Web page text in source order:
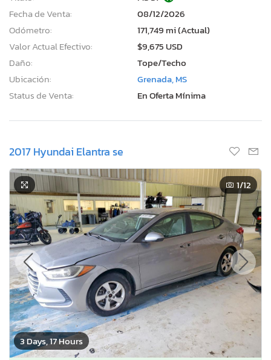
Fecha de Venta:
08/12/2026
Odómetro:
171,749 mi (Actual)
Valor Actual Efectivo:
$9,675 USD
Daño:
Tope/Techo
Ubicación:
Grenada, MS
Status de Venta:
En Oferta Mínima
2017 Hyundai Elantra se
3 Days, 17 Hours
1/12